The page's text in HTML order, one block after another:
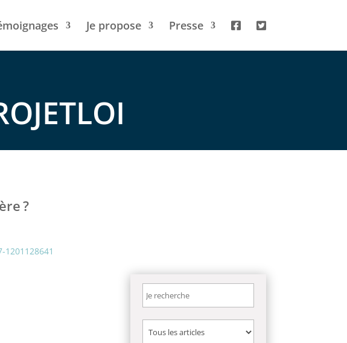
Je propose Presse
?